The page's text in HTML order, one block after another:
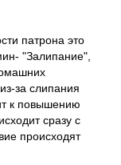
патрона это
"Залипание",
за слипания
к повышению
сразу с
происходят